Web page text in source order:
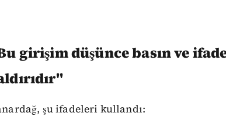
girişim düşünce basın ve
şu ifadeleri kullandı: